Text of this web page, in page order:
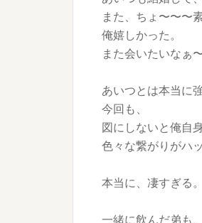
また、ちょ〜〜〜
俺嬉しかった。
また会いたいなぁ
あいつとは本当に
今回も、
図にしないと俺自
色々な繋がりがハ
本当に、凄すぎる。
一緒に飲んだ弟も